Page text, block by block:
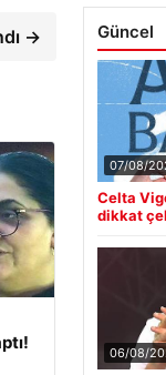
→ Güncel
07/08/
Celta
dikkat
06/08/